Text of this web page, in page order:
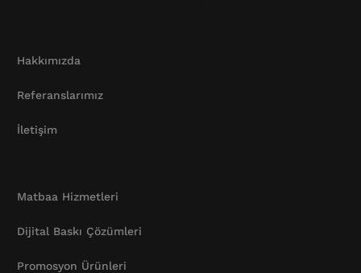
Hakkımızda
Referanslarımız
İletişim
Matbaa Hizmetleri
Dijital Baskı Çözümleri
Promosyon Ürünleri